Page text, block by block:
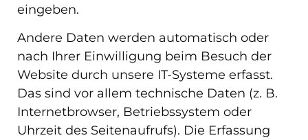
eingeben.
Andere Daten werden automatisch oder
nach Ihrer Einwilligung beim Besuch der
Website durch unsere IT-Systeme erfasst.
Das sind vor allem technische Daten (z. B.
Internetbrowser, Betriebssystem oder
Uhrzeit des Seitenaufrufs). Die Erfassung